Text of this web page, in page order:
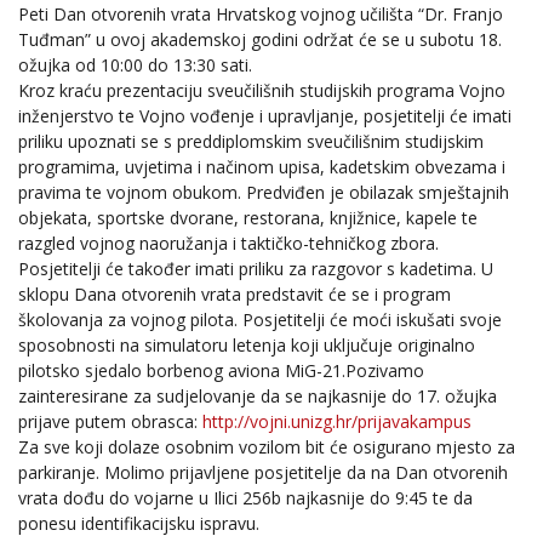
Peti Dan otvorenih vrata Hrvatskog vojnog učilišta “Dr. Franjo
Tuđman” u ovoj akademskoj godini održat će se u subotu 18.
ožujka od 10:00 do 13:30 sati.
Kroz kraću prezentaciju sveučilišnih studijskih programa Vojno
inženjerstvo te Vojno vođenje i upravljanje, posjetitelji će imati
priliku upoznati se s preddiplomskim sveučilišnim studijskim
programima, uvjetima i načinom upisa, kadetskim obvezama i
pravima te vojnom obukom. Predviđen je obilazak smještajnih
objekata, sportske dvorane, restorana, knjižnice, kapele te
razgled vojnog naoružanja i taktičko-tehničkog zbora.
Posjetitelji će također imati priliku za razgovor s kadetima. U
sklopu Dana otvorenih vrata predstavit će se i program
školovanja za vojnog pilota. Posjetitelji će moći iskušati svoje
sposobnosti na simulatoru letenja koji uključuje originalno
pilotsko sjedalo borbenog aviona MiG-21.Pozivamo
zainteresirane za sudjelovanje da se najkasnije do 17. ožujka
prijave putem obrasca: http://vojni.unizg.hr/prijavakampus
Za sve koji dolaze osobnim vozilom bit će osigurano mjesto za
parkiranje. Molimo prijavljene posjetitelje da na Dan otvorenih
vrata dođu do vojarne u Ilici 256b najkasnije do 9:45 te da
ponesu identifikacijsku ispravu.